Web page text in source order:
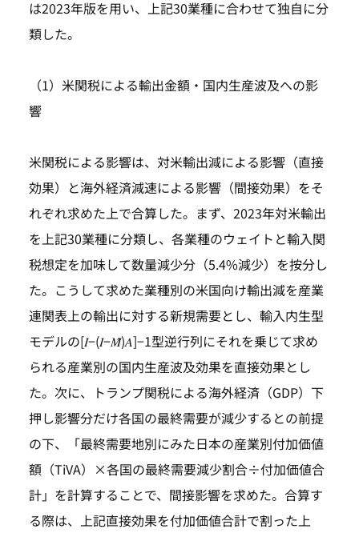
は2023年版を用い、上記30業種に合わせて独自に分
類した。
（1）米関税による輸出金額・国内生産波及への影
響
米関税による影響は、対米輸出減による影響（直接
効果）と海外経済減速による影響（間接効果）をそ
れぞれ求めた上で合算した。まず、2023年対米輸出
を上記30業種に分類し、各業種のウェイトと輸入関
税想定を加味して数量減少分（5.4%減少）を按分し
た。こうして求めた業種別の米国向け輸出減を産業
連関表上の輸出に対する新規需要とし、輸入内生型
モデルの[𝐼−(𝐼−𝑀̂)𝐴]−1型逆行列にそれを乗じて求め
られる産業別の国内生産波及効果を直接効果とし
た。次に、トランプ関税による海外経済（GDP）下
押し影響分だけ各国の最終需要が減少するとの前提
の下、「最終需要地別にみた日本の産業別付加価値
額（TiVA）×各国の最終需要減少割合÷付加価値合
計」を計算することで、間接影響を求めた。合算す
る際は、上記直接効果を付加価値合計で割った上